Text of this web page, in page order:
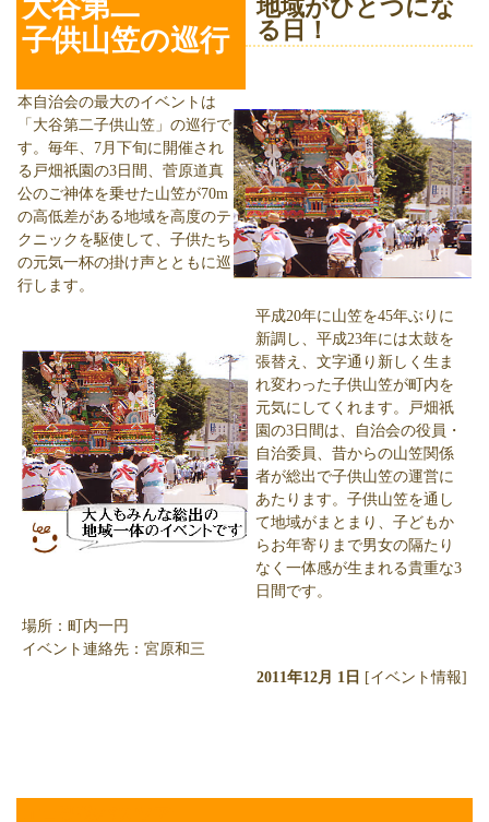
大谷第二
子供山笠の巡行
地域がひとつにな
る日！
本自治会の最大のイベントは
「大谷第二子供山笠」の巡行で
す。毎年、7月下旬に開催され
る戸畑祇園の3日間、菅原道真
公のご神体を乗せた山笠が70m
の高低差がある地域を高度のテ
クニックを駆使して、子供たち
の元気一杯の掛け声とともに巡
行します。
平成20年に山笠を45年ぶりに
新調し、平成23年には太鼓を
張替え、文字通り新しく生ま
れ変わった子供山笠が町内を
元気にしてくれます。戸畑祇
園の3日間は、自治会の役員・
自治委員、昔からの山笠関係
者が総出で子供山笠の運営に
あたります。子供山笠を通し
て地域がまとまり、子どもか
らお年寄りまで男女の隔たり
なく一体感が生まれる貴重な3
日間です。
場所：町内一円
イベント連絡先：宮原和三
2011年12月 1日 [イベント情報]